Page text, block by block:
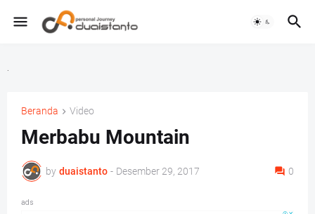
Beranda Video
Merbabu Mountain
by duaistanto - Desember 29, 2017 0
ads